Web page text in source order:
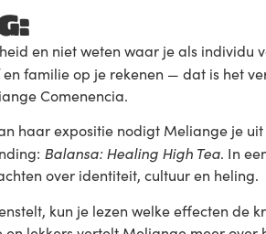
en niet weten waar je als individu
familie op je rekenen — dat is het
Comenencia.
haar expositie nodigt Meliange je
Balansa: Healing High Tea. In
over identiteit, cultuur en heling.
kun je lezen welke effecten de